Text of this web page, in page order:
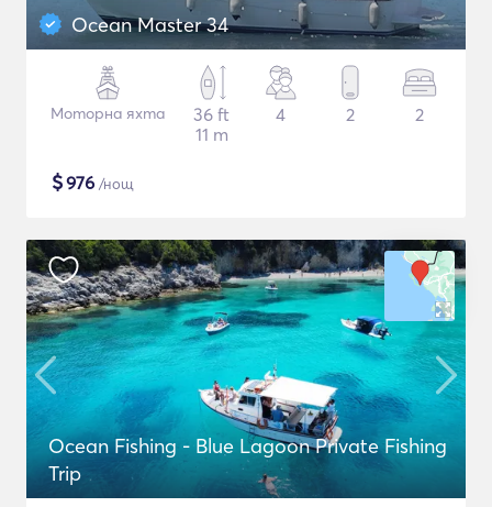
Ocean Master 34
Моторна яхта
36 ft
11 m
4 2 2
$976 /нощ
Ocean Fishing - Blue Lagoon Private Fishing
Trip